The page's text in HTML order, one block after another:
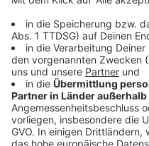
Februar 2021) in dem
auf den die
möglicherweise sogar,
handelt?
Sachdienliche Hinweise
Heiligenhaus jederzeit